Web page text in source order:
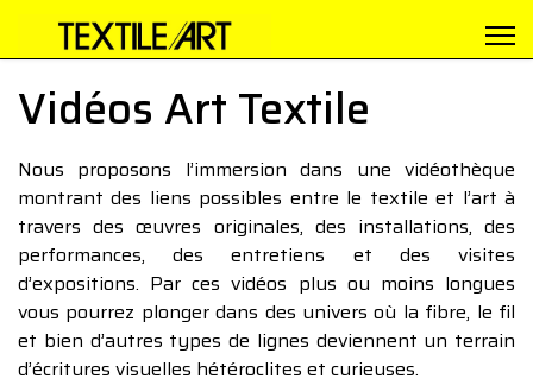
Vidéos Art Textile
Nous proposons l’immersion dans une vidéothèque
montrant des liens possibles entre le textile et l’art à
travers des œuvres originales, des installations, des
performances, des entretiens et des visites
d’expositions. Par ces vidéos plus ou moins longues
vous pourrez plonger dans des univers où la fibre, le fil
et bien d’autres types de lignes deviennent un terrain
d’écritures visuelles hétéroclites et curieuses.